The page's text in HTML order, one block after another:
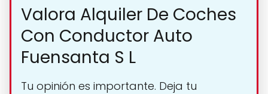
Valora Alquiler De Coches
Con Conductor Auto
Fuensanta S L
Tu opinión es importante. Deja tu